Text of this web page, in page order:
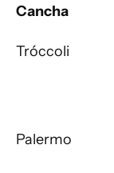
Cancha
Tróccoli
Palermo